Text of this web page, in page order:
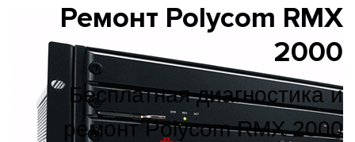
Ремонт Polycom RMX
2000
Бесплатная диагностика и
ремонт Polycom RMX 2000